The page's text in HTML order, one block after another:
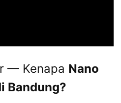
— Kenapa Nano
Bandung?